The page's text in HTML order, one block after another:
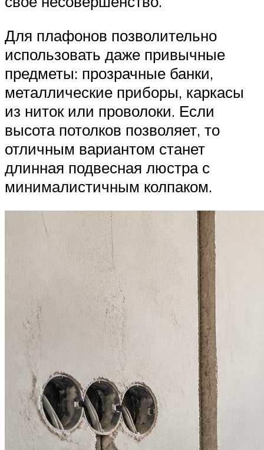
Для плафонов позволительно
использовать даже привычные
предметы: прозрачные банки,
металлические приборы, каркасы
из ниток или проволоки. Если
высота потолков позволяет, то
отличным вариантом станет
длинная подвесная люстра с
минималистичным колпаком.